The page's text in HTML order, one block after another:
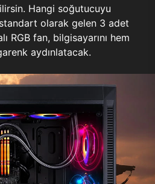
Hangi soğutucuyu
olarak gelen 3 adet
RGB fan, bilgisayarını hem
aydınlatacak.